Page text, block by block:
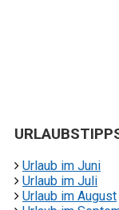
Urlaub im Juni
Urlaub im Juli
Urlaub im August